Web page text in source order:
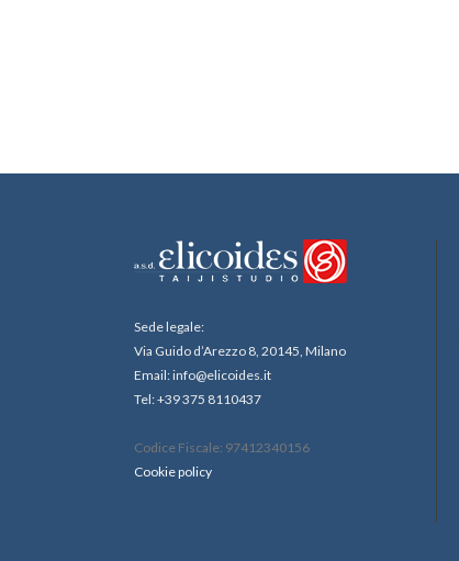
Sede legale:
Via Guido d’Arezzo 8, 20145, Milano
Email: info@elicoides.it
Tel: +39 375 8110437
Codice Fiscale: 97412340156
Cookie policy